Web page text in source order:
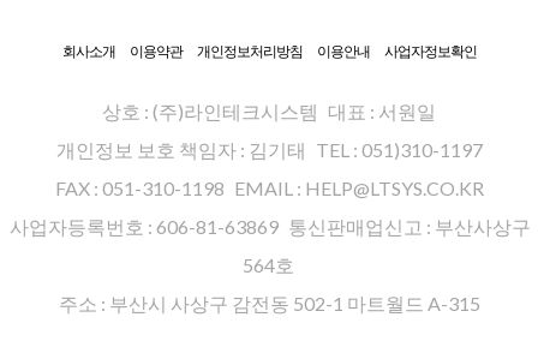
회사소개 이용약관 개인정보처리방침 이용안내 사업자정보확인
상호 : (주)라인테크시스템 대표 : 서원일
개인정보 보호 책임자 : 김기태 TEL : 051)310-1197
FAX : 051-310-1198 EMAIL : HELP@LTSYS.CO.KR
사업자등록번호 : 606-81-63869 통신판매업신고 : 부산사상구
564호
주소 : 부산시 사상구 감전동 502-1 마트월드 A-315